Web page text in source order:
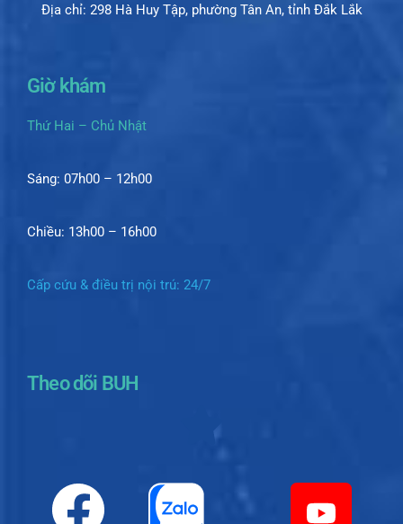
Địa chỉ: 298 Hà Huy Tập, phường Tân An, tỉnh Đắk Lắk
Giờ khám
Thứ Hai – Chủ Nhật
Sáng: 07h00 – 12h00
Chiều: 13h00 – 16h00
Cấp cứu & điều trị nội trú: 24/7
Theo dõi BUH